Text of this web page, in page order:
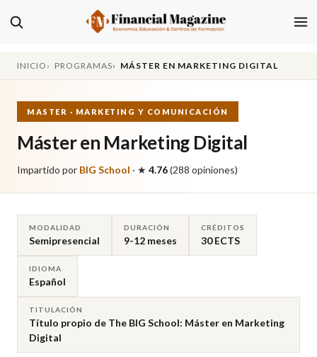
INICIO PROGRAMAS MÁSTER EN MARKETING DIGITAL
MASTER · MARKETING Y COMUNICACIÓN
Máster en Marketing Digital
Impartido por BIG School · ★ 4.76(288 opiniones)
MODALIDAD
Semipresencial
DURACIÓN
9-12 meses
CRÉDITOS
30 ECTS
IDIOMA
Español
TITULACIÓN
Título propio de The BIG School: Máster en Marketing
Digital